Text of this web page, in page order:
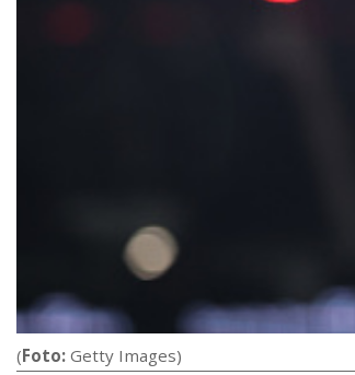
(Foto: Getty Images)